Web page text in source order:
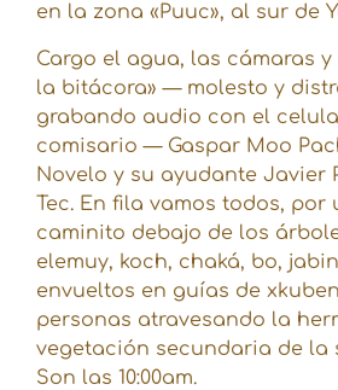
en la zona «Puuc», al sur de
Cargo el agua, las cámaras
la bitácora» — molesto y
grabando audio con el
comisario — Gaspar Moo
Novelo y su ayudante Javier
Tec. En fila vamos todos, por
caminito debajo de los
elemuy, koch, chaká, bo,
envueltos en guías de
personas atravesando la
vegetación secundaria de la
Son las 10:00am.